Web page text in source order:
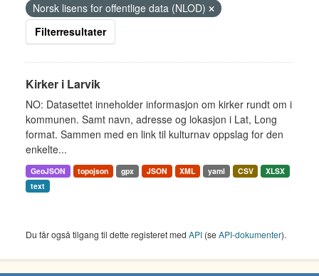
Norsk lisens for offentlige data (NLOD)
Filterresultater
Kirker i Larvik
NO: Datasettet inneholder informasjon om kirker rundt om i
kommunen. Samt navn, adresse og lokasjon i Lat, Long
format. Sammen med en link til kulturnav oppslag for den
enkelte...
GeoJSON topojson gpx JSON XML yaml CSV
XLSX
text
Du får også tilgang til dette registeret med API (seAPI-dokumenter).